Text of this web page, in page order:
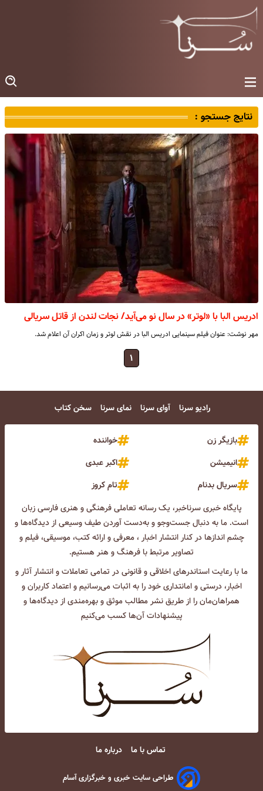
نتایج جستجو :
ادریس البا با «لوتر» در سال نو می‌آید/ نجات لندن از قاتل سریالی
مهر نوشت: عنوان فیلم سینمایی ادریس البا در نقش لوتر و زمان اکران آن اعلام شد.
۱
رادیو سرنا آوای سرنا نمای سرنا سخن کتاب
بازیگر زن
خواننده
انیمیشن
اکبر عبدی
سریال بدنام
تام کروز
پایگاه خبری سرناخبر، یک رسانه تعاملی فرهنگی و هنری فارسی زبان
است. ما به دنبال جست‌و‌جو و به‌دست آوردن طیف وسیعی از دیدگاه‌ها و
چشم انداز‌ها در کنار انتشار اخبار ، معرفی و ارائه کتب، موسیقی، فیلم و
تصاویر مرتبط با فرهنگ و هنر هستیم.
ما با رعایت استاندرهای اخلاقی و قانونی در تمامی تعاملات و انتشار آثار و
اخبار، درستی و امانتداری خود را به اثبات می‌رسانیم و اعتماد کاربران و
همراهان‌مان را از طریق نشر مطالب موثق و بهره‌مندی از دیدگاه‌ها و
پیشنهادات آن‌ها کسب می‌کنیم
تماس با ما درباره ما
طراحی سایت خبری و خبرگزاری آسام